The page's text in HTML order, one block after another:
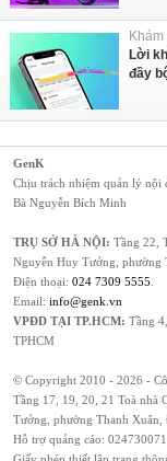
Lời
đầy
GenK
Chịu trách nhiệm quản lý nội
Bà Nguyễn Bích Minh
TRỤ SỞ HÀ NỘI: Tầng 22,
Nguyễn Huy Tưởng, phường
Điện thoại: 024 7309 5555
Email: info@genk.vn
VPĐD TẠI TP.HCM: Tầng
TPHCM
© Copyright 2010 - 2026 -
Tầng 17, 19, 20, 21 Toà nhà
Tưởng, phường Thanh Xuân,
Hỗ trợ quảng cáo: